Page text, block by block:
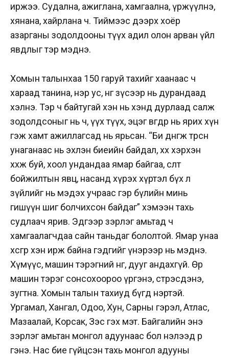
иржээ. Судална, ажиглана, хамгаална, үржүүлнэ,
хянана, хайрлана ч. Тиймээс дээрх хоёр
азарганы зодолдооны түүх адил олон арван үйл
явдлыг тэр мэднэ.
Хомын талынхаа 150 гаруй тахийг хаанаас ч
хараад танина, нэр ус, өнгө зүсээр нь дурандаад
хэлнэ. Тэр ч байтугай хэн нь хэнд дурлаад салж
зодолдсоныг нь ч, үүх түүх, эцэг өвгөдөөр нь ярих хүн
гэж хамт ажиллагсад нь ярьсан. “Би дөнгөж төрсөн
унаганаас нь эхлэн биеийн байдал, хөхөө хэрхэн
хөхөж буй, хоол ундандаа ямар байгаа, өсөлт
бойжилтын явц, насанд хүрэх хүртэл бүх л
зүйлийг нь мэдэх учраас гэр бүлийн минь
гишүүн шиг болчихсон байдаг” хэмээн тахь
судлаач ярив. Эдгээр зэрлэг амьтад ч
хамгаалагчдаа сайн таньдаг бололтой. Ямар унаа
хөсгөөр хэн ирж байна гэдгийг үнэрээр нь мэднэ.
Хүмүүс, машин тэрэгний өнгө, дууг андахгүй. Өөр
машин тэрэг сонсохоороо үргэнэ, стрэсдэнэ,
зугтна. Хомын талын тахиуд бүгд нэртэй.
Ургамал, Хангал, Одоо, Хун, Сарны гэрэл, Атлас,
Мазаалай, Корсак, Зэс гэх мэт. Байгалийн энэ
зэрлэг амьтан монгол адуунаас бол нэлээд өөр
гэнэ. Нас бие гүйцсэн тахь монгол адууны